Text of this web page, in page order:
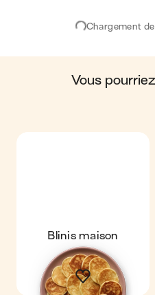
préoccupations ou des
en moyenne, une portion de
glucides ; 12 g de protéines ;
Chargement
vous
Blinis maison